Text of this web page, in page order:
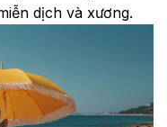
dịch và xương.